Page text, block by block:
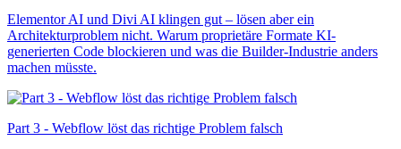
Elementor AI und Divi AI klingen gut – lösen aber ein
Architekturproblem nicht. Warum proprietäre Formate KI-
generierten Code blockieren und was die Builder-Industrie anders
machen müsste.
Part 3 - Webflow löst das richtige Problem falsch